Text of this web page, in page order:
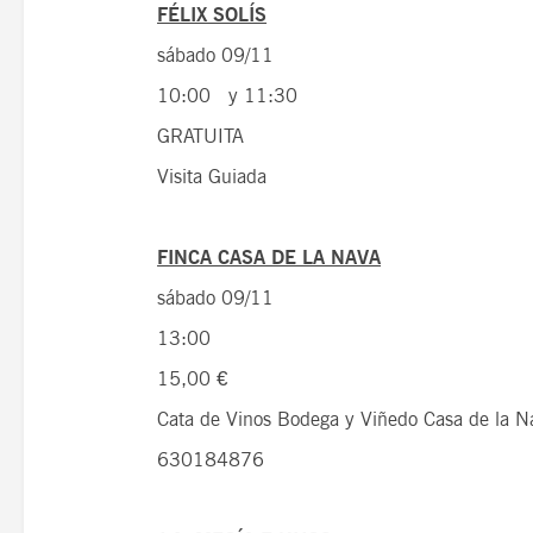
FÉLIX SOLÍS
sábado 09/11
10:00 y 11:30
GRATUITA
Visita Guiada
FINCA CASA DE LA NAVA
sábado 09/11
13:00
15,00 €
Cata de Vinos Bodega y Viñedo Casa
630184876